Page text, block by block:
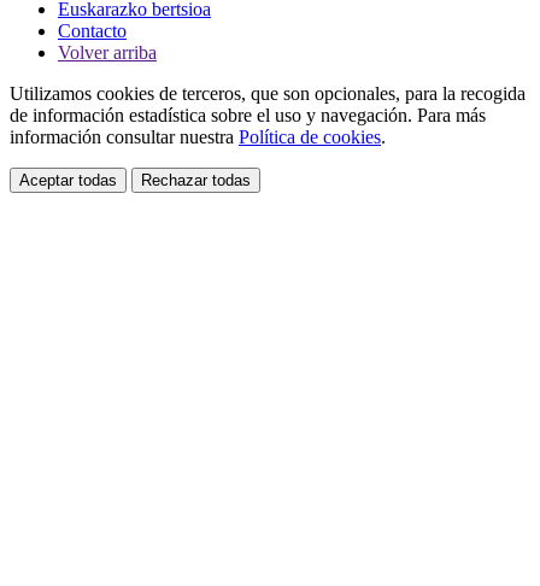
Euskarazko bertsioa
Contacto
Volver arriba
Utilizamos cookies de terceros, que son opcionales, para la recogida
de información estadística sobre el uso y navegación. Para más
información consultar nuestra Política de cookies.
Aceptar todas Rechazar todas